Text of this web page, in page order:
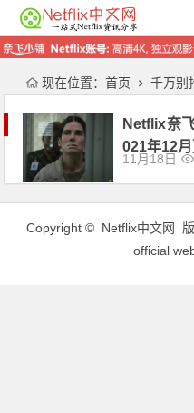
现在位置： 首页 千万别
Netflix奈
021年12月
11月18日
Copyright © Netflix中文网
official